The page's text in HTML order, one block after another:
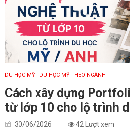
DU HỌC MỸ | DU HỌC MỸ THEO NGÀNH
Cách xây dựng
từ lớp 10 cho lộ trình
30/06/2026 42 Lượt xem